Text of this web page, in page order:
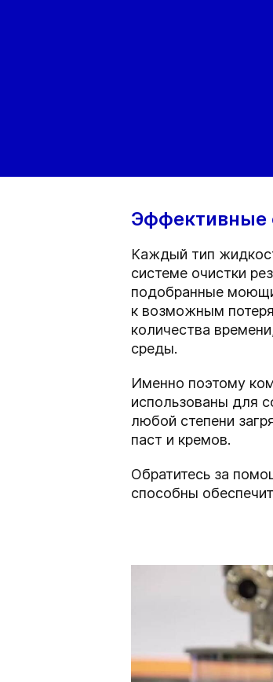
Эффективные
Каждый тип
системе очистки
подобранные
к возможным
количества
среды.
Именно поэтому
использованы для
любой степени
паст и кремов.
Обратитесь за
способны